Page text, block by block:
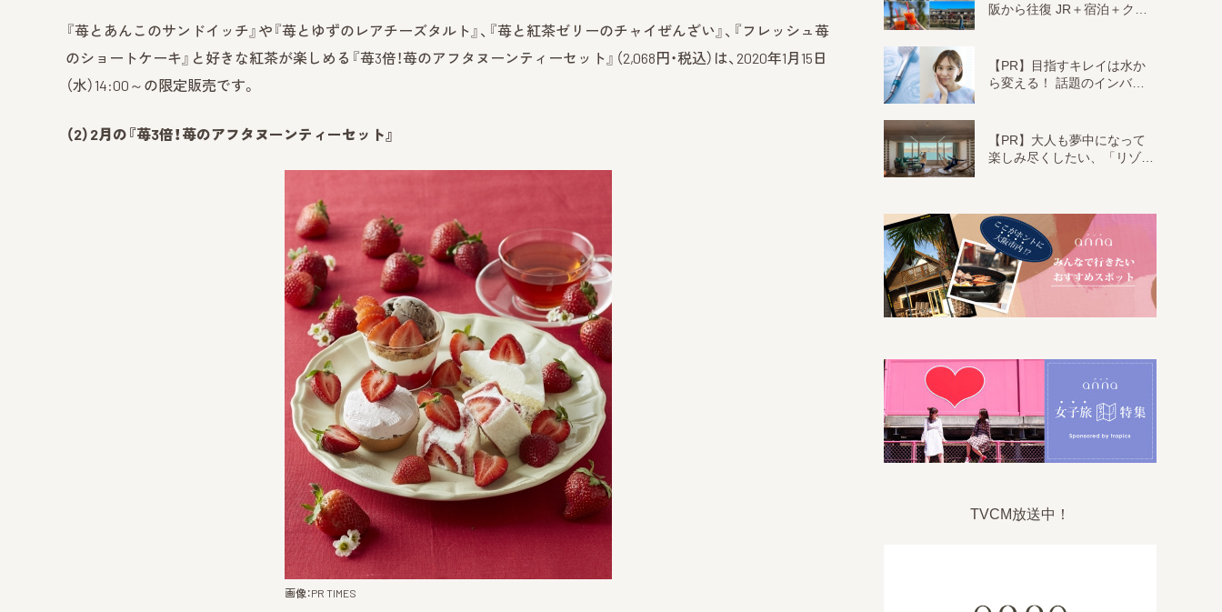
『苺とあんこのサンドイッチ』や『苺とゆずのレアチーズタルト』、『苺と紅茶ゼリーのチャイぜんざい』、『フレッシュ苺
のショートケーキ』と好きな紅茶が楽しめる『苺3倍！苺のアフタヌーンティーセット』（2,068円・税込）は、2020年1月15日
（水）14:00～の限定販売です。
（2）2月の『苺3倍！苺のアフタヌーンティーセット』
画像：PR TIMES
阪から往復 JR＋宿泊＋ク…
【PR】目指すキレイは水か
ら変える！ 話題のインバ…
【PR】大人も夢中になって
楽しみ尽くしたい、「リゾ…
TVCM放送中！